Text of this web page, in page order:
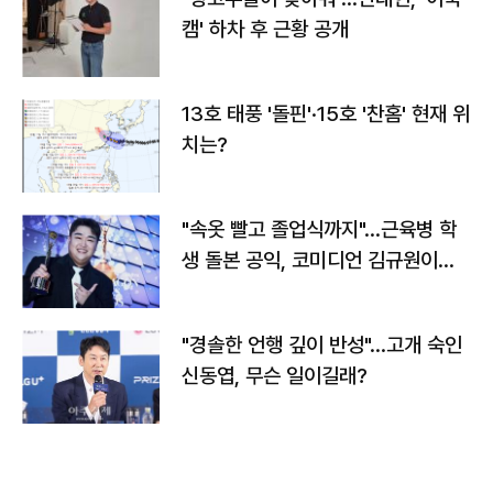
캠' 하차 후 근황 공개
13호 태풍 '돌핀'·15호 '찬홈' 현재 위
치는?
"속옷 빨고 졸업식까지"…근육병 학
생 돌본 공익, 코미디언 김규원이었
"경솔한 언행 깊이 반성"…고개 숙인
신동엽, 무슨 일이길래?